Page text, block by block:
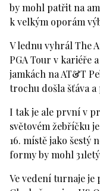
by mohl patřit na
k velkým oporám
V lednu vyhrál The
PGA Tour v kariéře
jamkách na AT&T
trochu došla šťáva a
I tak je ale první v
světovém žebříčku
16. místě jako šestý
formy by mohl
Ve vedení turnaje